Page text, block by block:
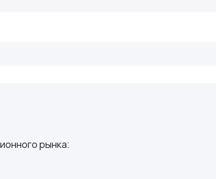
рынка: